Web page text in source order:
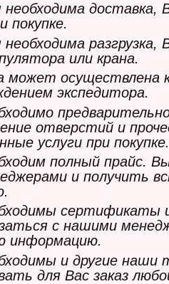
необходима
покупке.
или крана.
может осуществлена
экспедитора.
отверстий и
услуги при покупке.
полный прайс.
и получить
сертификаты
с нашими
информацию.
и другие
для Вас заказ